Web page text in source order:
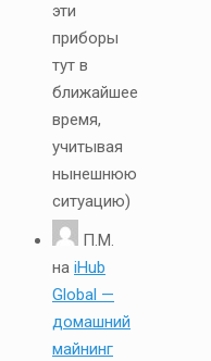
эти
приборы
тут в
ближайшее
время,
учитывая
нынешнюю
ситуацию)
П.М.
на iHub
Global —
домашний
майнинг